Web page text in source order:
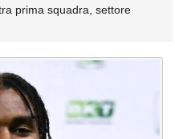
prima squadra, settore